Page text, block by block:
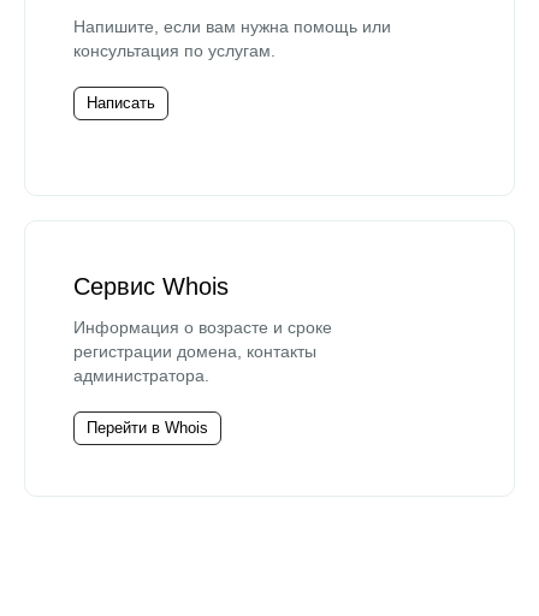
Напишите, если вам нужна помощь или
консультация по услугам.
Написать
Сервис Whois
Информация о возрасте и сроке
регистрации домена, контакты
администратора.
Перейти в Whois